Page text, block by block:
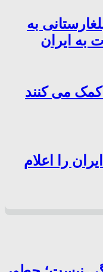
به
به ایران
می کنند
را اعلام